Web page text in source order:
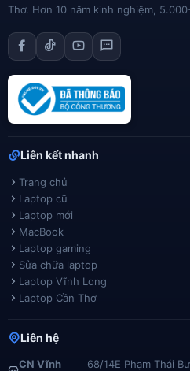
Thơ. Hơn 10 năm kinh nghiệm,
Liên kết nhanh
Trang chủ
Laptop cũ
Laptop mới
MacBook
Laptop gaming
Sửa chữa laptop
Laptop Vĩnh Long
Laptop Cần Thơ
Liên hệ
CN Vĩnh
68/14E Phạm Thái